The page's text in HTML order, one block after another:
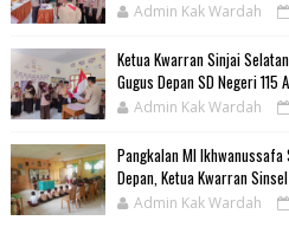
Admin Kak Wardah
Ketua Kwarran Sinjai
Gugus Depan SD Negeri 115
Admin Kak Wardah
Pangkalan MI Ikhwanussafa
Depan, Ketua Kwarran
Admin Kak Wardah